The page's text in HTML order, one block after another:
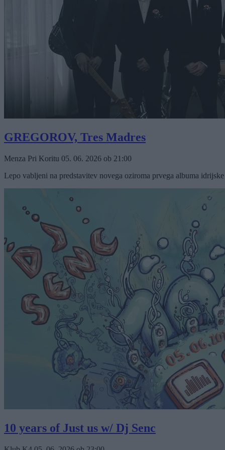
GREGOROV, Tres Madres
Menza Pri Koritu 05. 06. 2026 ob 21:00
Lepo vabljeni na predstavitev novega oziroma prvega albuma
10 years of Just us w/ Dj Senc